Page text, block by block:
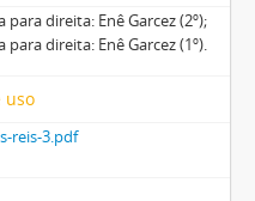
para direita: Enê Garcez (2º);
para direita: Enê Garcez (1º).
uso
reis-3.pdf